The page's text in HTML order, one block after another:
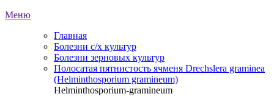
Меню
Главная
Болезни с/х культур
Болезни зерновых культур
Полосатая пятнистость ячменя Drechslera graminea
(Helminthosporium gramineum)
Helminthosporium-gramineum